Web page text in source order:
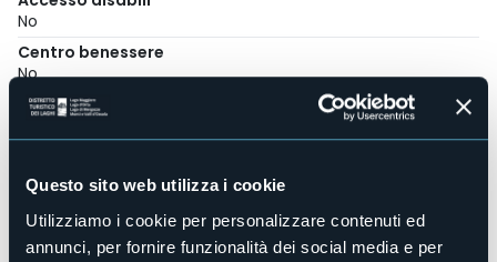
Questo sito web utilizza i cookie
Utilizziamo i cookie per personalizzare contenuti ed
annunci, per fornire funzionalità dei social media e per
No
Centro benessere
No
Sala congressi
No
Animali ammessi
Sì